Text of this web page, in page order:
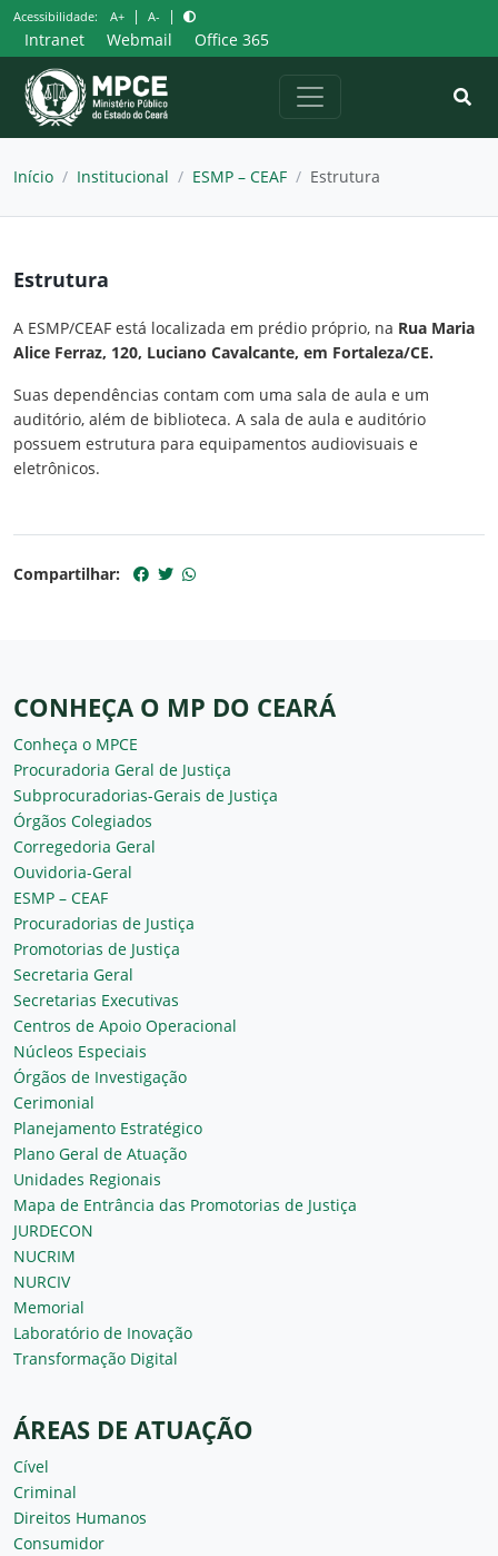
Pular
para
o
conteúdo
Acessibilidade: A+ | A- |
Intranet Webmail Office 365
Início / Institucional / ESMP – CEAF / Estrutura
Estrutura
A ESMP/CEAF está localizada em prédio próprio, na Rua Maria
Alice Ferraz, 120, Luciano Cavalcante, em Fortaleza/CE.
Suas dependências contam com uma sala de aula e um
auditório, além de biblioteca. A sala de aula e auditório
possuem estrutura para equipamentos audiovisuais e
eletrônicos.
Compartilhar:
CONHEÇA O MP DO CEARÁ
Conheça o MPCE
Procuradoria Geral de Justiça
Subprocuradorias-Gerais de Justiça
Órgãos Colegiados
Corregedoria Geral
Ouvidoria-Geral
ESMP – CEAF
Procuradorias de Justiça
Promotorias de Justiça
Secretaria Geral
Secretarias Executivas
Centros de Apoio Operacional
Núcleos Especiais
Órgãos de Investigação
Cerimonial
Planejamento Estratégico
Plano Geral de Atuação
Unidades Regionais
Mapa de Entrância das Promotorias de Justiça
JURDECON
NUCRIM
NURCIV
Memorial
Laboratório de Inovação
Transformação Digital
ÁREAS DE ATUAÇÃO
Cível
Criminal
Direitos Humanos
Consumidor